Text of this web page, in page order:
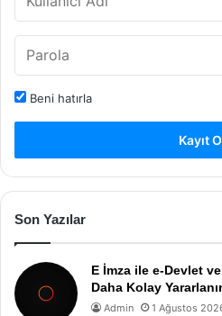
Beni hatırla
Kayıt
Son Yazılar
E İmza ile e-Devlet
Daha Kolay
Admin 1 Ağustos